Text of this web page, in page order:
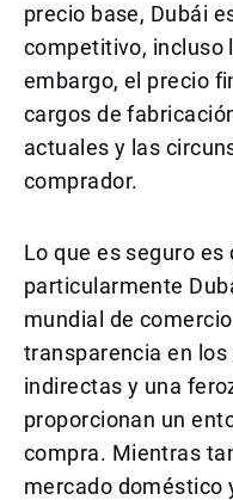
precio base, Dubái
competitivo, incluso
embargo, el precio
cargos de
actuales y las
comprador.
Lo que es seguro es
particularmente
mundial de
transparencia en
indirectas y una
proporcionan un
compra. Mientras
mercado doméstico